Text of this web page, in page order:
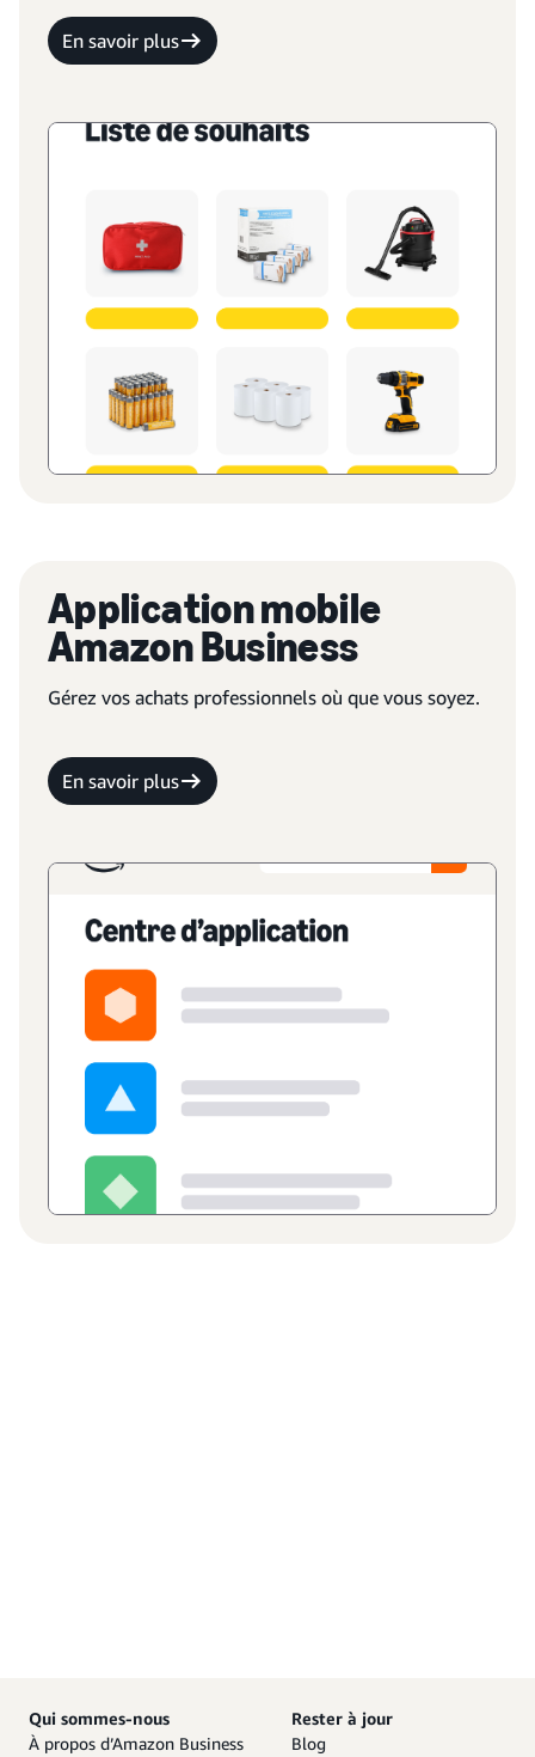
En savoir plus
Application mobile
Amazon Business
Gérez vos achats professionnels où que vous soyez.
En savoir plus
Qui sommes-nous
À propos d’Amazon Business
Rester à jour
Blog